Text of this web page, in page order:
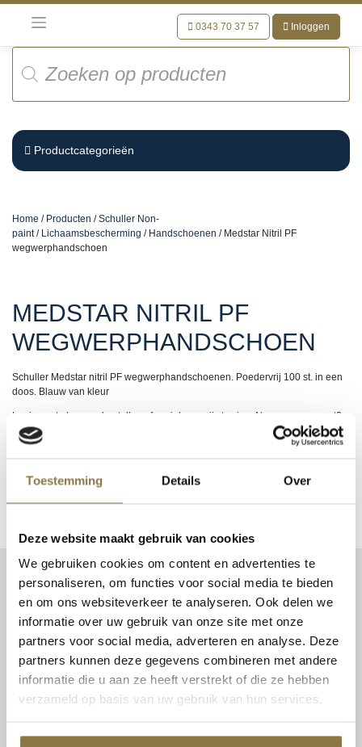
Toestemming Details Over
Deze website maakt gebruik van cookies
We gebruiken cookies om content en advertenties te
personaliseren, om functies voor social media te bieden
en om ons websiteverkeer te analyseren. Ook delen we
informatie over uw gebruik van onze site met onze
partners voor social media, adverteren en analyse. Deze
partners kunnen deze gegevens combineren met andere
informatie die u aan ze heeft verstrekt of die ze hebben
verzameld op basis van uw gebruik van hun services.
0343 70 37 57 Inloggen
Producten
Productcategorieën
Home / Producten /Schuller Non-
paint/ Lichaamsbescherming / Handschoenen / Medstar Nitril PF
wegwerphandschoen
MEDSTAR NITRIL PF
WEGWERPHANDSCHOEN
Schuller Medstar nitril PF wegwerphandschoenen. Poedervrij 100 st. in een
doos. Blauw van kleur
Login om te kunnen bestellen of uw inkoopprijs te zien. Nog geen account?
Klik hier
9002588492544
CONTACT
Patent Niveau BV
Haarbos 1
3953 HA Maarsbergen
KvK: 30212865